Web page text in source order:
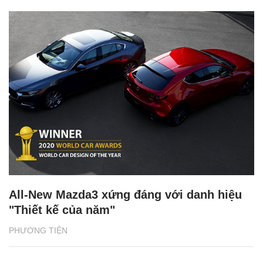
PHƯƠNG TIỆN
All-New Mazda3 xứng đáng với danh hiệu
"Thiết kế của năm"